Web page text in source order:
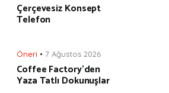
Çerçevesiz Konsept
Telefon
Öneri 7 Ağustos 2026
Coffee Factory’den
Yaza Tatlı Dokunuşlar